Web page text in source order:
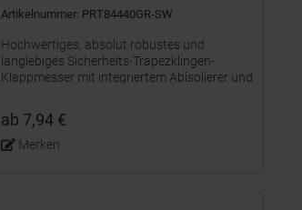
Artikelnummer: PRT84440GR-SW
Hochwertiges, absolut robustes und
langlebiges Sicherheits-Trapezklingen-
Klappmesser mit integriertem Abisolierer und
Feststellmechanismus kann der
Klingenhalter in 3 Positionen arretiert
werden. Die...
ab 7,94 €
Merken